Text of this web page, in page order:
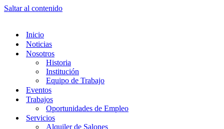
Saltar al contenido
Inicio
Noticias
Nosotros
Historia
Institución
Equipo de Trabajo
Eventos
Trabajos
Oportunidades de Empleo
Servicios
Alquiler de Salones